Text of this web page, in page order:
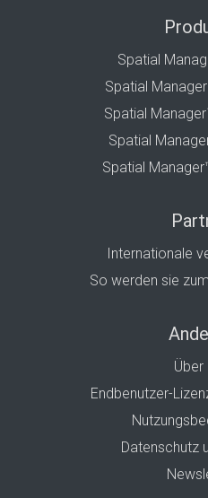
Spatial
Spatial
Spatial
Spatial
Spatial
Internationale
So werden sie
Über
Endbenutzer-
Datenschutz